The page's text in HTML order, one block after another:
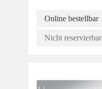
Online bestellbar
Nicht reservierbar